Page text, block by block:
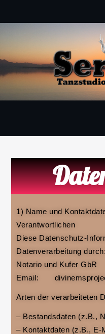
1) Name und
Verantwortlichen
Diese Datenschutz-
Datenverarbeitung durch:
Notario und Kufer GbR
Email:
Arten der verarbeiteten
– Bestandsdaten (z.B.,
– Kontaktdaten (z.B., E-